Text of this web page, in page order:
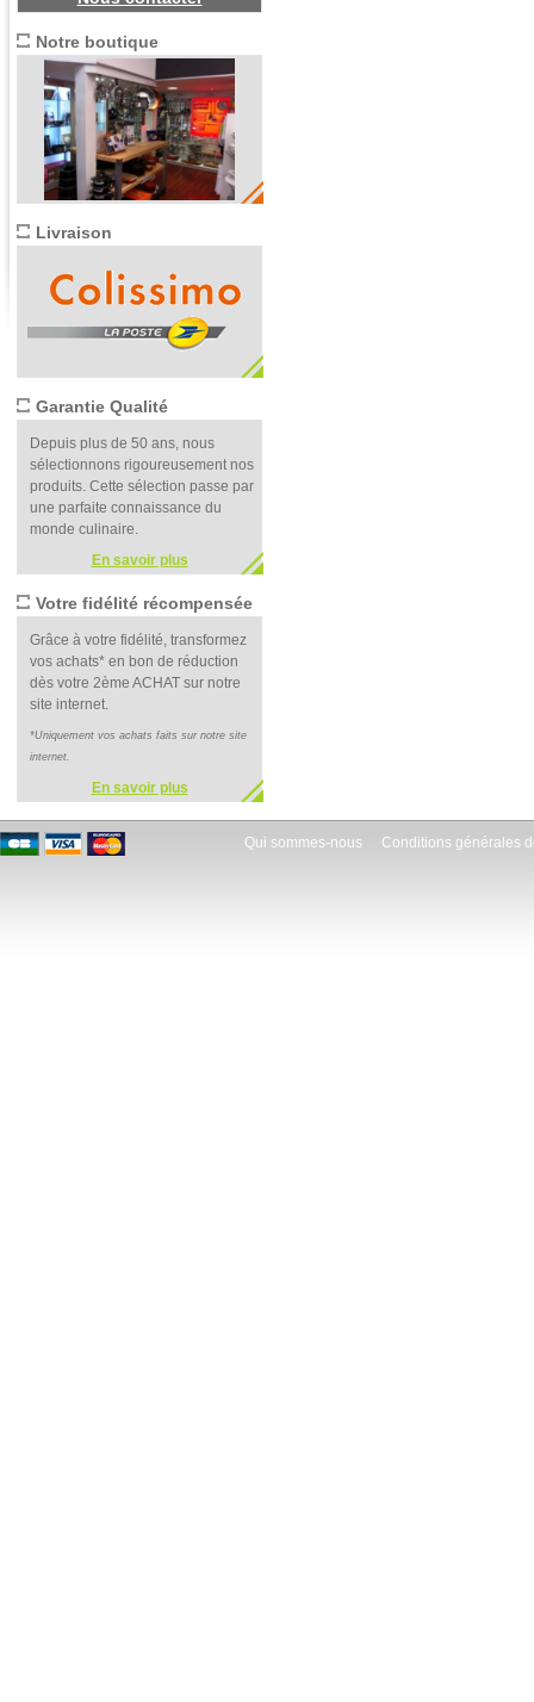
Notre boutique
Livraison
Garantie Qualité
Depuis plus de 50 ans, nous
sélectionnons rigoureusement nos
produits. Cette sélection passe par
une parfaite connaissance du
monde culinaire.
En savoir plus
Votre fidélité récompensée
Grâce à votre fidélité, transformez
vos achats* en bon de réduction
dès votre 2ème ACHAT sur notre
site internet.
*Uniquement vos achats faits sur notre site
internet.
En savoir plus
Qui sommes-nous Conditions générales